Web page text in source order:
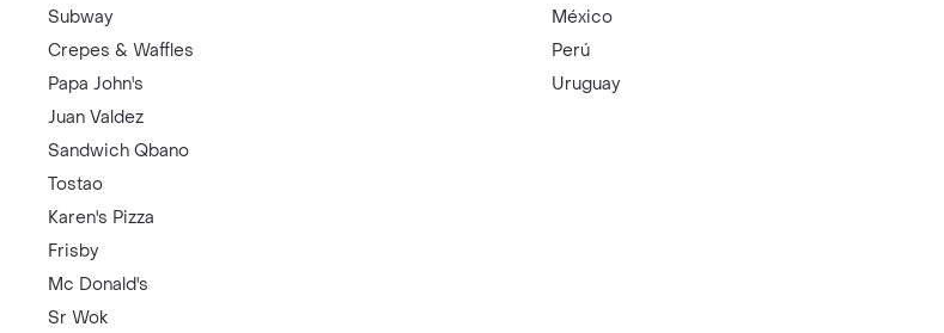
Subway
Crepes & Waffles
Papa John's
Juan Valdez
Sandwich Qbano
Tostao
Karen's Pizza
Frisby
Mc Donald's
Sr Wok
México
Perú
Uruguay